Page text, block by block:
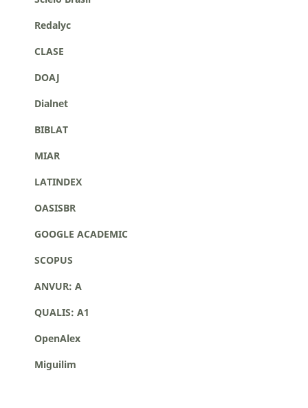
Redalyc
CLASE
DOAJ
Dialnet
BIBLAT
MIAR
LATINDEX
OASISBR
GOOGLE ACADEMIC
SCOPUS
ANVUR: A
QUALIS: A1
OpenAlex
Miguilim